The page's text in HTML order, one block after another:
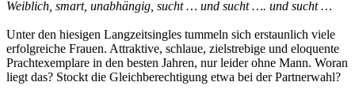
Weiblich, smart, unabhängig, sucht … und sucht …. und sucht …
Unter den hiesigen Langzeitsingles tummeln sich erstaunlich viele
erfolgreiche Frauen. Attraktive, schlaue, zielstrebige und eloquente
Prachtexemplare in den besten Jahren, nur leider ohne Mann. Woran
liegt das? Stockt die Gleichberechtigung etwa bei der Partnerwahl?